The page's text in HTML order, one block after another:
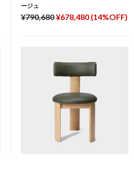
ージュ
¥790,680¥678,480 (14%OFF)